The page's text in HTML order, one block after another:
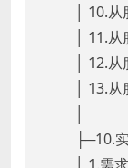
│ 10.
│ 11.
│ 12.
│ 13.
├─10.
│ 1.需